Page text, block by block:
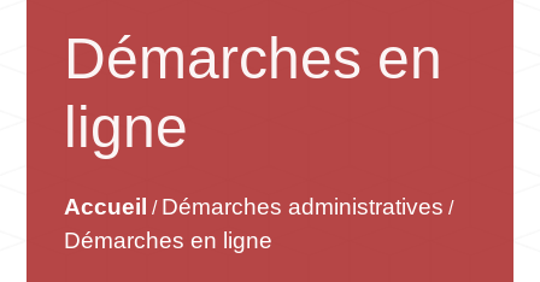
Démarches en
ligne
Accueil / Démarches administratives /
Démarches en ligne